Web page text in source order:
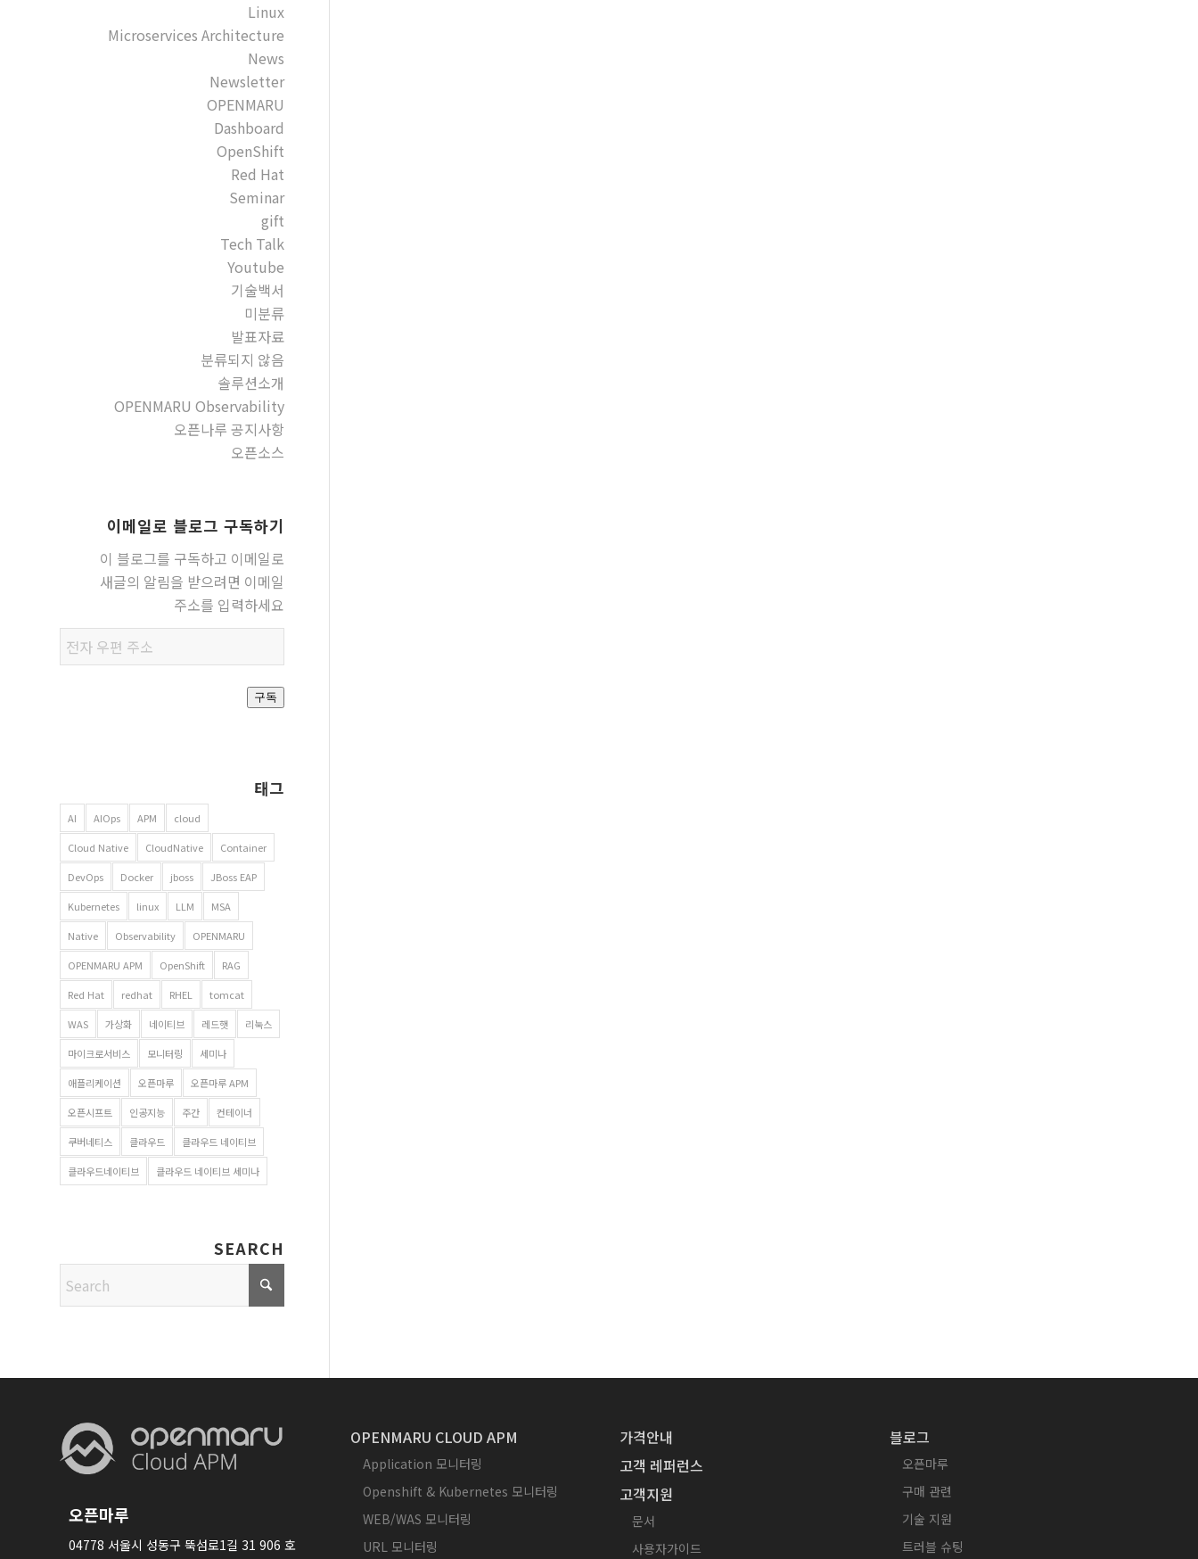
Linux
Microservices Architecture
News
Newsletter
OPENMARU
Dashboard
OpenShift
Red Hat
Seminar
gift
Tech Talk
Youtube
기술백서
미분류
발표자료
분류되지 않음
솔루션소개
OPENMARU Observability
오픈나루 공지사항
오픈소스
이메일로 블로그 구독하기
이 블로그를 구독하고 이메일로
새글의 알림을 받으려면 이메일
주소를 입력하세요
우편
주소
구독
태그
AI AIOps APM cloud
Cloud Native CloudNative Container
DevOps Docker jboss JBoss EAP
Kubernetes linux LLM MSA
Native Observability OPENMARU
OPENMARU APM OpenShift RAG
Red Hat redhat RHEL tomcat
WAS 가상화 네이티브 레드햇 리눅스
마이크로서비스 모니터링 세미나
애플리케이션 오픈마루 오픈마루 APM
오픈시프트 인공지능 주간 컨테이너
쿠버네티스 클라우드 클라우드 네이티브
클라우드네이티브 클라우드 네이티브 세미나
SEARCH
오픈마루
04778 서울시 성동구 뚝섬로1길 31 906 호
OPENMARU CLOUD APM
Application 모니터링
Openshift & Kubernetes 모니터링
WEB/WAS 모니터링
URL 모니터링
가격안내
고객 레퍼런스
고객지원
문서
사용자가이드
블로그
오픈마루
구매 관련
기술 지원
트러블 슈팅